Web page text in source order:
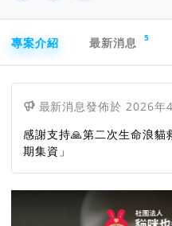
專案介紹
最新消息 5
最新消息發佈於 2026年
感謝支持🙏第二次生命浪
期集資」